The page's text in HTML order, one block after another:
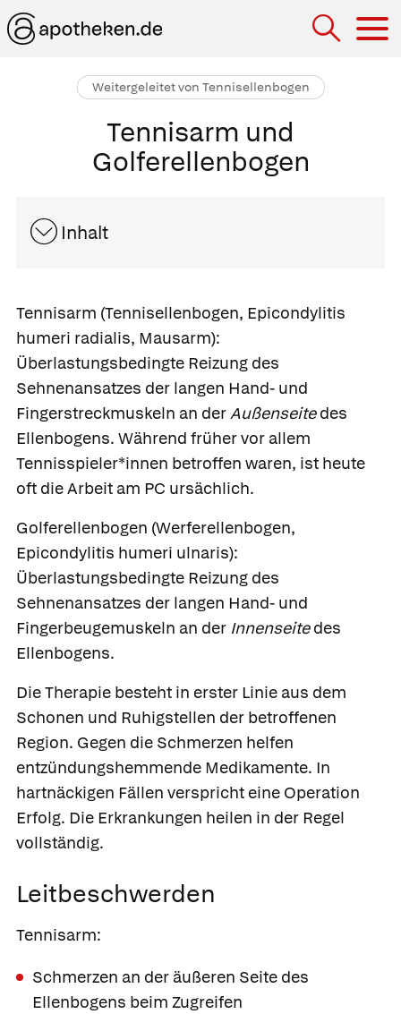
Weitergeleitet von Tennisellenbogen
Tennisarm und
Golferellenbogen
Inhalt
Tennisarm (Tennisellenbogen, Epicondylitis
humeri radialis, Mausarm):
Überlastungsbedingte Reizung des
Sehnenansatzes der langen Hand- und
Fingerstreckmuskeln an derAußenseitedes
Ellenbogens. Während früher vor allem
Tennisspieler*innen betroffen waren, ist heute
oft die Arbeit am PC ursächlich.
Golferellenbogen (Werferellenbogen,
Epicondylitis humeri ulnaris):
Überlastungsbedingte Reizung des
Sehnenansatzes der langen Hand- und
Fingerbeugemuskeln an der Innenseitedes
Ellenbogens.
Die Therapie besteht in erster Linie aus dem
Schonen und Ruhigstellen der betroffenen
Region. Gegen die Schmerzen helfen
entzündungshemmende Medikamente. In
hartnäckigen Fällen verspricht eine Operation
Erfolg. Die Erkrankungen heilen in der Regel
vollständig.
Leitbeschwerden
Tennisarm:
Schmerzen an der äußeren Seite des
Ellenbogens beim Zugreifen